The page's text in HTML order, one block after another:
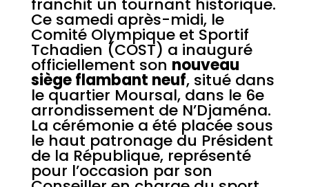
franchit un tournant historique.
Ce samedi après-midi, le
Comité Olympique et Sportif
Tchadien (COST) a inauguré
officiellement son nouveau
siège flambant neuf, situé dans
le quartier Moursal, dans le 6e
arrondissement de N’Djaména.
La cérémonie a été placée sous
le haut patronage du Président
de la République, représenté
pour l’occasion par son